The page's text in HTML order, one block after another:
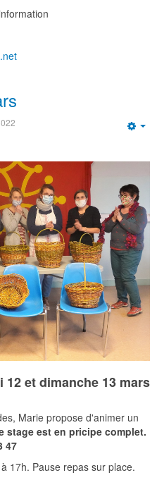
et dimanche 13 mars
Marie propose d'animer un
stage est en pricipe complet.
47
17h. Pause repas sur place.